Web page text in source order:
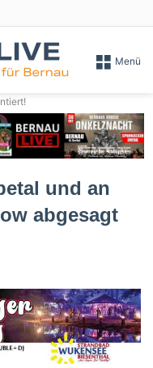
Menü
und an
abgesagt